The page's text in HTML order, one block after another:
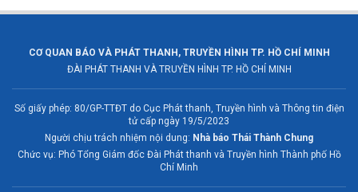
CƠ QUAN BÁO VÀ PHÁT THANH, TRUYỀN HÌNH TP. HỒ CHÍ MINH
ĐÀI PHÁT THANH VÀ TRUYỀN HÌNH TP. HỒ CHÍ MINH
Số giấy phép: 80/GP-TTĐT do Cục Phát thanh, Truyền hình và Thông tin điện
tử cấp ngày 19/5/2023
Người chịu trách nhiệm nội dung: Nhà báo Thái Thành Chung
Chức vụ: Phó Tổng Giám đốc Đài Phát thanh và Truyền hình Thành phố Hồ
Chí Minh